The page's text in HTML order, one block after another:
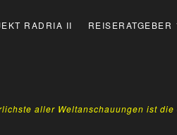
RADRIA II REISERATGEBER
aller Weltanschauungen ist